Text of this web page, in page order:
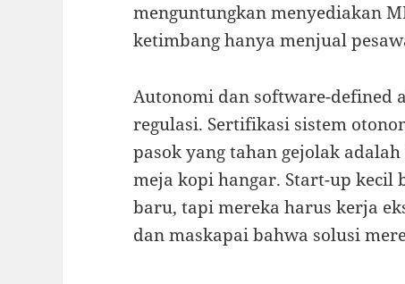
menguntungkan menyediakan
ketimbang hanya menjual
Autonomi dan software-defined
regulasi. Sertifikasi sistem
pasok yang tahan gejolak
meja kopi hangar. Start-up kecil
baru, tapi mereka harus kerja
dan maskapai bahwa solusi